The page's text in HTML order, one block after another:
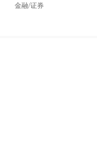
金融/证券